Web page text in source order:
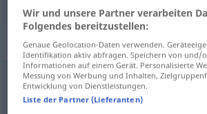
Beispielsätze für
fotelmklubowy
Klubsesselm
Wir und unsere Partner verarbeiten
Folgendes bereitzustellen:
Genaue Geolocation-Daten verwenden.
Identifikation aktiv abfragen. Speichern von und/
Informationen auf einem Gerät. Personalisierte
Messung von Werbung und Inhalten,
Entwicklung von Dienstleistungen.
Liste der Partner (Lieferanten)